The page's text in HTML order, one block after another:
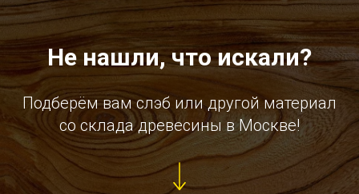
Не нашли, что искали?
Подберём вам слэб или другой материал
со склада древесины в Москве!